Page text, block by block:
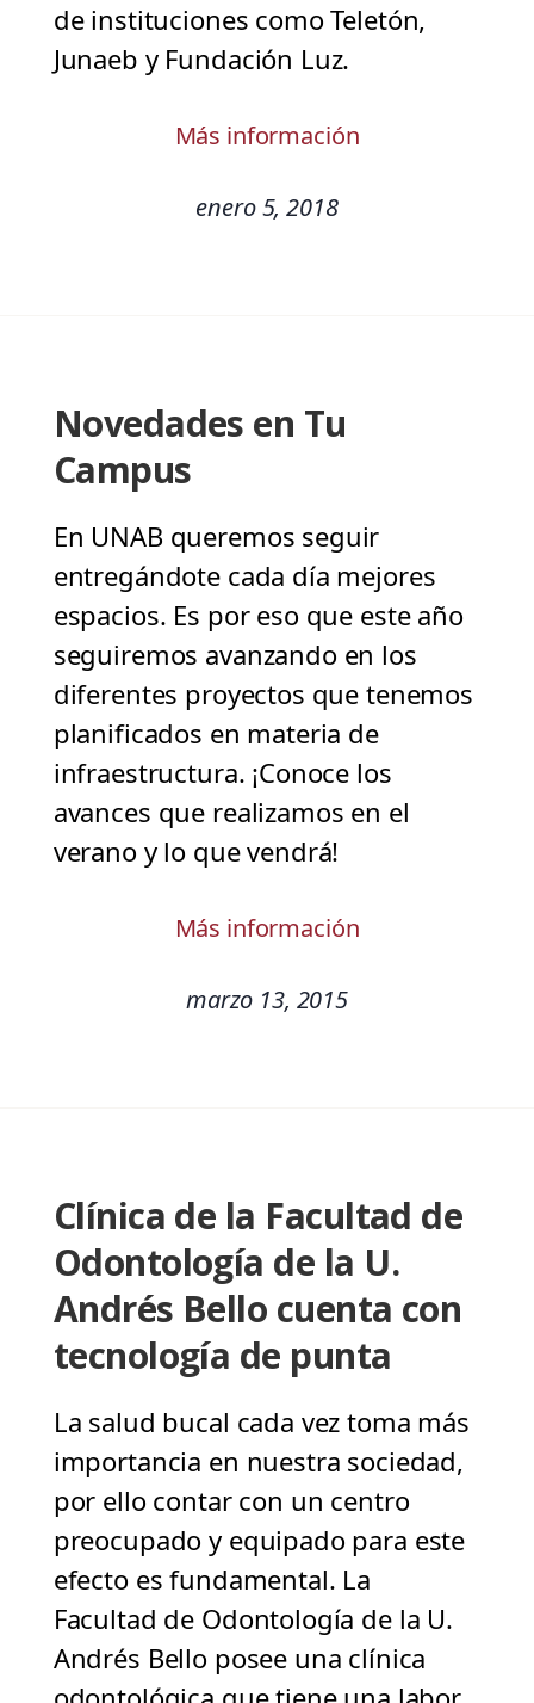
de instituciones como Teletón,
Junaeb y Fundación Luz.
Más información
enero 5, 2018
Novedades en Tu
Campus
En UNAB queremos seguir
entregándote cada día mejores
espacios. Es por eso que este año
seguiremos avanzando en los
diferentes proyectos que tenemos
planificados en materia de
infraestructura. ¡Conoce los
avances que realizamos en el
verano y lo que vendrá!
Más información
marzo 13, 2015
Clínica de la Facultad de
Odontología de la U.
Andrés Bello cuenta con
tecnología de punta
La salud bucal cada vez toma más
importancia en nuestra sociedad,
por ello contar con un centro
preocupado y equipado para este
efecto es fundamental. La
Facultad de Odontología de la U.
Andrés Bello posee una clínica